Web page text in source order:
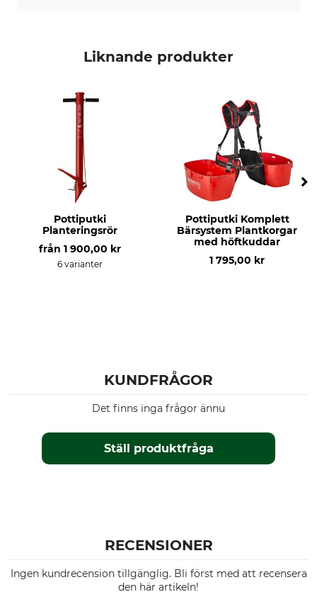
Liknande produkter
Pottiputki
Planteringsrör
från 1 900,00 kr
6 varianter
Pottiputki Komplett
Bärsystem Plantkorgar
med höftkuddar
1 795,00 kr
KUNDFRÅGOR
Ställ produktfråga
Det finns inga frågor ännu
RECENSIONER
Ingen kundrecension tillgänglig. Bli först med att recensera
den här artikeln!